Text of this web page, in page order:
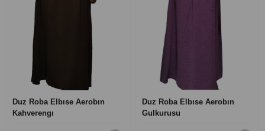
Duz Roba Elbıse Aerobın
Kahverengı
Duz Roba Elbıse Aerobın
Gulkurusu